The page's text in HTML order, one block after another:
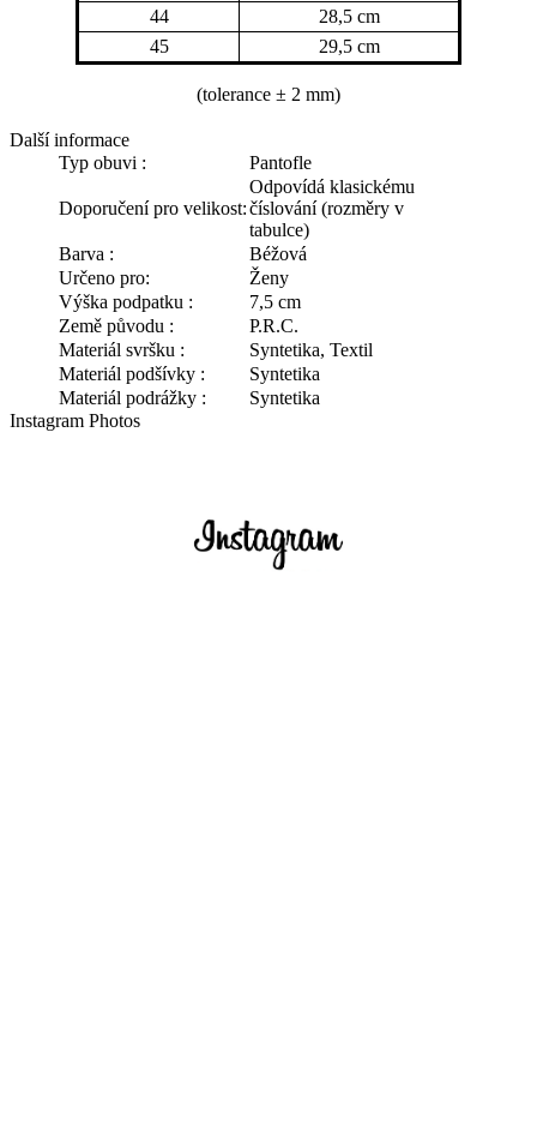
44
28,5 cm
45
29,5 cm
(tolerance ± 2 mm)
Další informace
Typ obuvi :
Pantofle
Doporučení pro velikost:
Odpovídá klasickému
číslování (rozměry v
tabulce)
Barva :
Béžová
Určeno pro:
Ženy
Výška podpatku :
7,5 cm
Země původu :
P.R.C.
Materiál svršku :
Syntetika, Textil
Materiál podšívky :
Syntetika
Materiál podrážky :
Syntetika
Instagram Photos